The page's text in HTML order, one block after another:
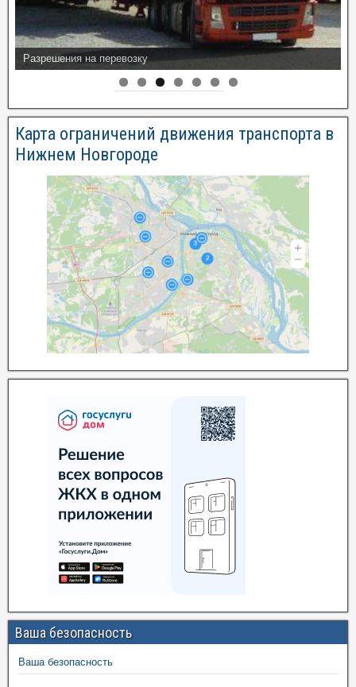
Разрешения на перевозку
Карта ограничений движения транспорта в
Нижнем Новгороде
Ваша безопасность
Ваша безопасность